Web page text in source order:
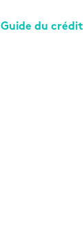
Guide du crédit